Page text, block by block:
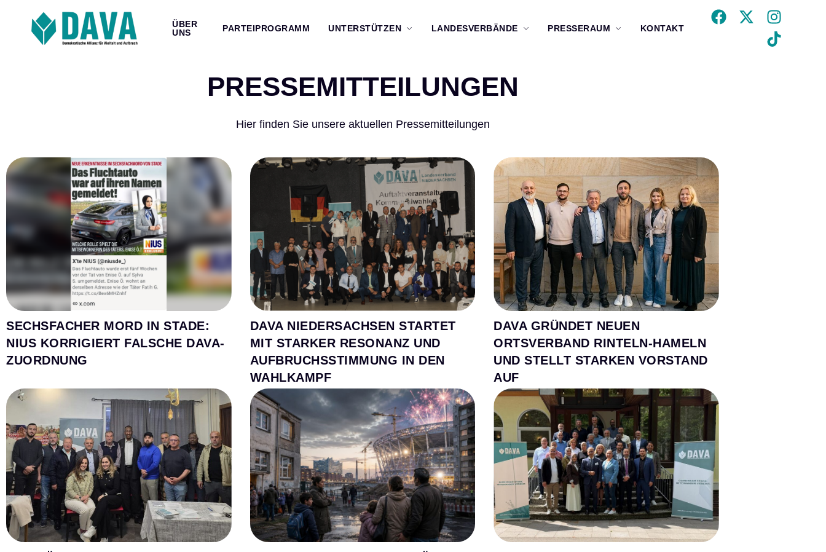
ÜBER
UNS
PARTEIPROGRAMM UNTERSTÜTZEN LANDESVERBÄNDE PRESSERAUM KONTAKT
PRESSEMITTEILUNGEN
Hier finden Sie unsere aktuellen Pressemitteilungen
SECHSFACHER MORD IN STADE:
NIUS KORRIGIERT FALSCHE DAVA-
ZUORDNUNG
DAVA NIEDERSACHSEN STARTET
MIT STARKER RESONANZ UND
AUFBRUCHSSTIMMUNG IN DEN
WAHLKAMPF
DAVA GRÜNDET NEUEN
ORTSVERBAND RINTELN-HAMELN
UND STELLT STARKEN VORSTAND
AUF